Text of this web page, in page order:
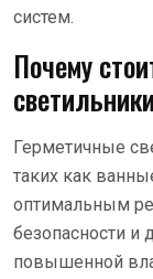
систем.
Почему
светильники
Герметичные
таких как
оптимальным
безопасности и
повышенной